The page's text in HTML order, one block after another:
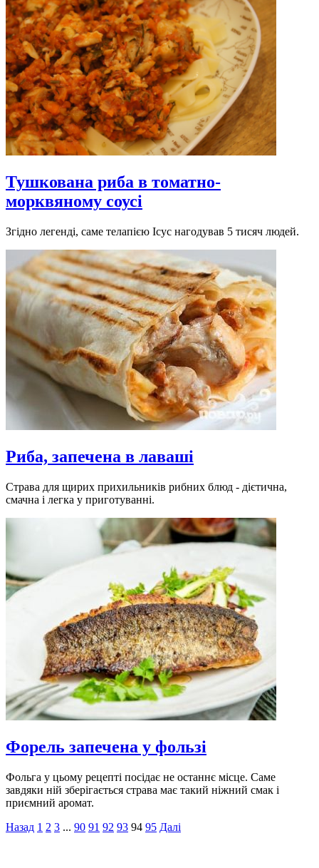
Тушкована риба в томатно-
морквяному соусі
Згідно легенді, саме телапією Ісус нагодував 5 тисяч людей.
Риба, запечена в лаваші
Страва для щирих прихильників рибних блюд - дієтична,
смачна і легка у приготуванні.
Форель запечена у фользі
Фольга у цьому рецепті посідає не останнє місце. Саме
завдяки ній зберігається страва має такий ніжний смак і
приємний аромат.
Назад 1 2 3 ... 90 91 92 93 94 95 Далі